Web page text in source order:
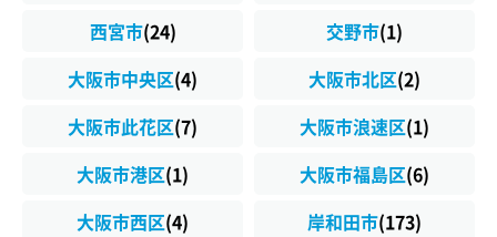
西宮市(24) 交野市(1)
大阪市中央区(4) 大阪市北区(2)
大阪市此花区(7) 大阪市浪速区(1)
大阪市港区(1) 大阪市福島区(6)
大阪市西区(4) 岸和田市(173)